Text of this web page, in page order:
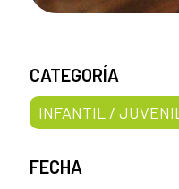
CATEGORÍA
INFANTIL / JUVENIL
FECHA